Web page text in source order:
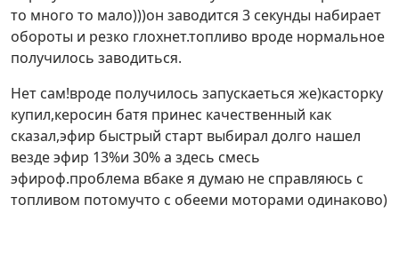
то много то мало)))он заводится 3 секунды набирает
обороты и резко глохнет.топливо вроде нормальное
получилось заводиться.
Нет сам!вроде получилось запускаеться же)касторку
купил,керосин батя принес качественный как
сказал,эфир быстрый старт выбирал долго нашел
везде эфир 13%и 30% а здесь смесь
эфироф.проблема вбаке я думаю не справляюсь с
топливом потомучто с обееми моторами одинаково)